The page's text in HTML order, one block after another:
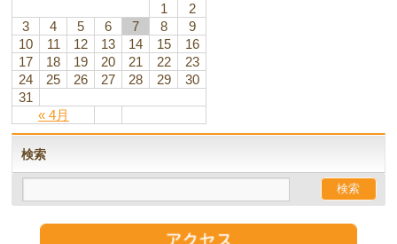
« 4月
1
2
3
4 5 6 7 8
9
10
11 12 13 14 15
16
17
18 19 20 21 22
23
24
25 26 27 28 29
30
31
検索